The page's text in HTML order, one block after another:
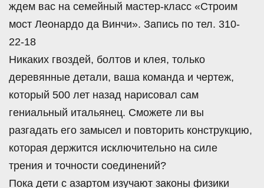
ждем вас на семейный мастер-класс «Строим
мост Леонардо да Винчи». Запись по тел. 310-
22-18
Никаких гвоздей, болтов и клея, только
деревянные детали, ваша команда и чертеж,
который 500 лет назад нарисовал сам
гениальный итальянец. Сможете ли вы
разгадать его замысел и повторить конструкцию,
которая держится исключительно на силе
трения и точности соединений?
Пока дети с азартом изучают законы физики